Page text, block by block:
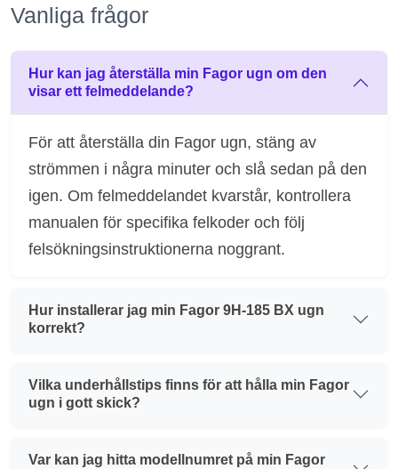
Vanliga frågor
Hur kan jag återställa min Fagor ugn om den
visar ett felmeddelande?
För att återställa din Fagor ugn, stäng av
strömmen i några minuter och slå sedan på den
igen. Om felmeddelandet kvarstår, kontrollera
manualen för specifika felkoder och följ
felsökningsinstruktionerna noggrant.
Hur installerar jag min Fagor 9H-185 BX ugn
korrekt?
Vilka underhållstips finns för att hålla min Fagor
ugn i gott skick?
Var kan jag hitta modellnumret på min Fagor